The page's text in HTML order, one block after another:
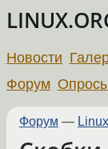
Новости
Форум
Форум —